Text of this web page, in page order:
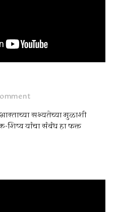
सभ्यतेच्या मुळाशी
शिष्य यांचा संबंध हा फक्त